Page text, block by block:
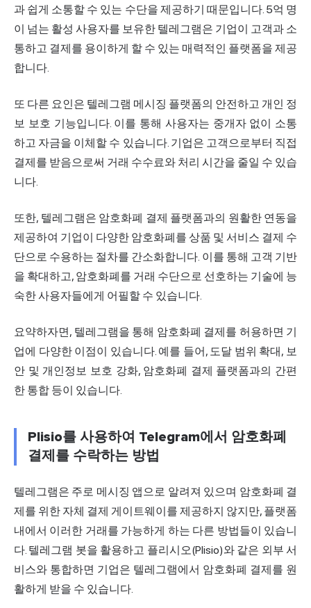
과 쉽게 소통할 수 있는 수단을 제공하기 때문입니다. 5억 명
이 넘는 활성 사용자를 보유한 텔레그램은 기업이 고객과 소
통하고 결제를 용이하게 할 수 있는 매력적인 플랫폼을 제공
합니다.
또 다른 요인은 텔레그램 메시징 플랫폼의 안전하고 개인 정
보 보호 기능입니다. 이를 통해 사용자는 중개자 없이 소통
하고 자금을 이체할 수 있습니다. 기업은 고객으로부터 직접
결제를 받음으로써 거래 수수료와 처리 시간을 줄일 수 있습
니다.
또한, 텔레그램은 암호화폐 결제 플랫폼과의 원활한 연동을
제공하여 기업이 다양한 암호화폐를 상품 및 서비스 결제 수
단으로 수용하는 절차를 간소화합니다. 이를 통해 고객 기반
을 확대하고, 암호화폐를 거래 수단으로 선호하는 기술에 능
숙한 사용자들에게 어필할 수 있습니다.
요약하자면, 텔레그램을 통해 암호화폐 결제를 허용하면 기
업에 다양한 이점이 있습니다. 예를 들어, 도달 범위 확대, 보
안 및 개인정보 보호 강화, 암호화폐 결제 플랫폼과의 간편
한 통합 등이 있습니다.
Plisio를 사용하여 Telegram에서 암호화폐
결제를 수락하는 방법
텔레그램은 주로 메시징 앱으로 알려져 있으며 암호화폐 결
제를 위한 자체 결제 게이트웨이를 제공하지 않지만, 플랫폼
내에서 이러한 거래를 가능하게 하는 다른 방법들이 있습니
다. 텔레그램 봇을 활용하고 플리시오(Plisio)와 같은 외부 서
비스와 통합하면 기업은 텔레그램에서 암호화폐 결제를 원
활하게 받을 수 있습니다.